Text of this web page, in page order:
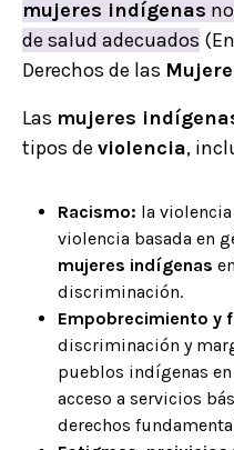
mujeres indígenas
de salud adecuados
Derechos de las
Las mujeres
tipos de violencia,
Racismo: la
violencia basada en
mujeres indígenas
discriminación.
Empobrecimiento y
discriminación y
pueblos indígenas
acceso a servicios
derechos